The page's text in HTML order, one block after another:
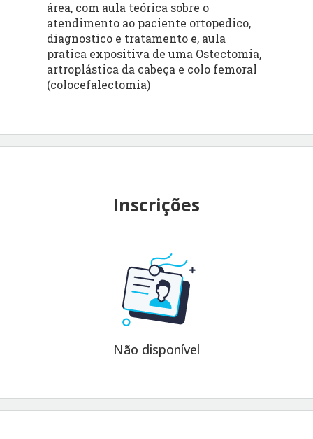
área, com aula teórica sobre o
atendimento ao paciente ortopedico,
diagnostico e tratamento e, aula
pratica expositiva de uma Ostectomia,
artroplástica da cabeça e colo femoral
(colocefalectomia)
Inscrições
Não disponível